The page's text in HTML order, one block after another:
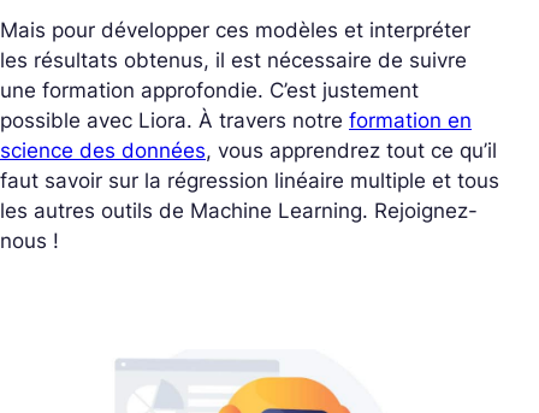
Mais pour développer ces modèles et interpréter
les résultats obtenus, il est nécessaire de suivre
une formation approfondie. C’est justement
possible avec Liora. À travers notre formation en
science des données, vous apprendrez tout ce qu’il
faut savoir sur la régression linéaire multiple et tous
les autres outils de Machine Learning. Rejoignez-
nous !